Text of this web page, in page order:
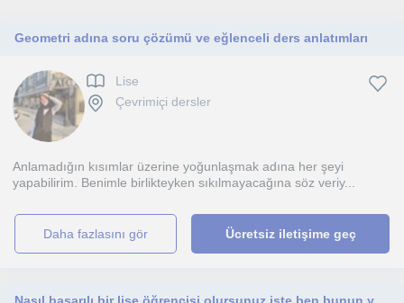
Geometri adına soru çözümü ve eğlenceli ders anlatımları
Lise
Çevrimiçi dersler
Anlamadığın kısımlar üzerine yoğunlaşmak adına her şeyi
yapabilirim. Benimle birlikteyken sıkılmayacağına söz veriy...
daha fazlasını gör Ücretsiz iletişime geç